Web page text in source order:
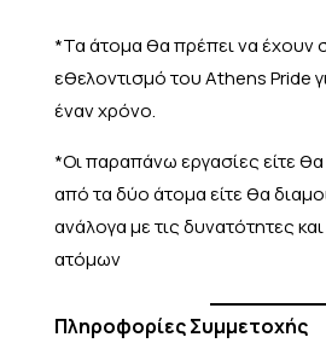
*Τα άτομα θα πρέπει να έχουν
εθελοντισμό του Athens Pride
έναν χρόνο.
*Οι παραπάνω εργασίες είτε
από τα δύο άτομα είτε θα
ανάλογα με τις δυνατότητες
ατόμων
Πληροφορίες Συμμετοχής